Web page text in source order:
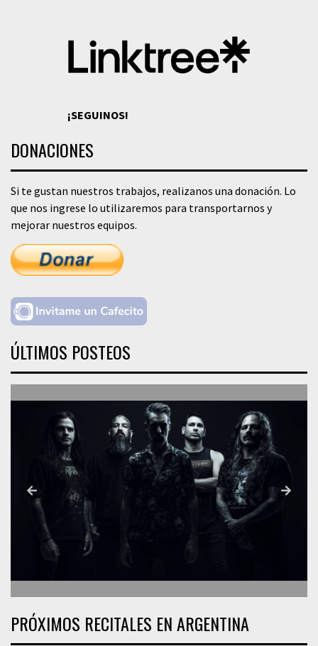
¡SEGUINOS!
DONACIONES
Si te gustan nuestros trabajos, realizanos una donación. Lo
que nos ingrese lo utilizaremos para transportarnos y
mejorar nuestros equipos.
ÚLTIMOS POSTEOS
PRÓXIMOS RECITALES EN ARGENTINA